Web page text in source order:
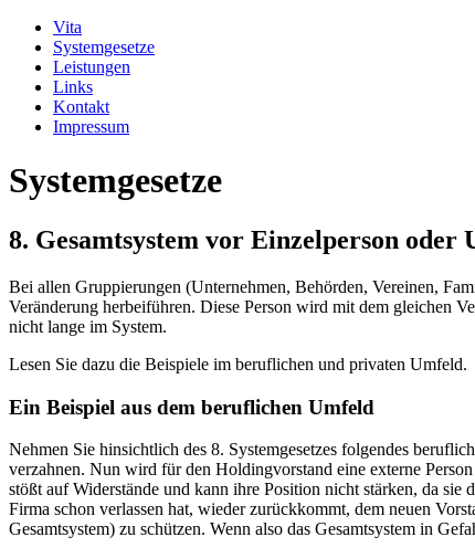
Vita
Systemgesetze
Leistungen
Links
Kontakt
Impressum
Systemgesetze
8. Gesamtsystem vor Einzelperson oder
Bei allen Gruppierungen (Unternehmen, Behörden, Vereinen,
Veränderung herbeiführen. Diese Person wird mit dem gleichen
nicht lange im System.
Lesen Sie dazu die Beispiele im beruflichen und privaten Umfeld.
Ein Beispiel aus dem beruflichen Umfeld
Nehmen Sie hinsichtlich des 8. Systemgesetzes folgendes
verzahnen. Nun wird für den Holdingvorstand eine externe
stößt auf Widerstände und kann ihre Position nicht stärken, da
Firma schon verlassen hat, wieder zurückkommt, dem neuen
Gesamtsystem) zu schützen. Wenn also das Gesamtsystem in